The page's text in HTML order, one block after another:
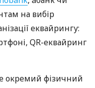
на вибір
еквайрингу:
QR-еквайринг
окремий фізичний